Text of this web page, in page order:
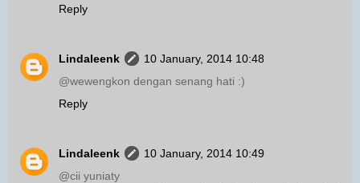
Reply
Lindaleenk
10 January, 2014 10:48
@wewengkon dengan senang hati :)
Reply
Lindaleenk
10 January, 2014 10:49
@cii yuniaty